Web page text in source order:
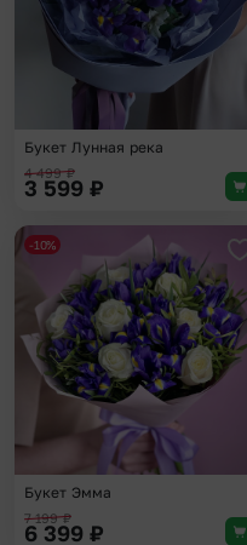
Букет Лунная река
4 499₽
3 599 ₽
-10%
Букет Эмма
7 199₽
6 399 ₽